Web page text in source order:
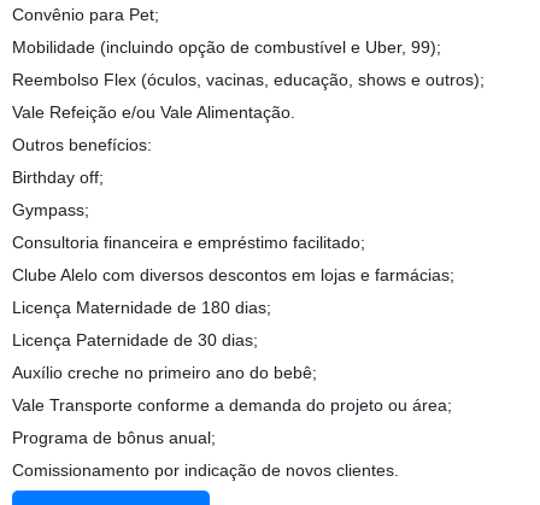
Convênio para Pet;
Mobilidade (incluindo opção de combustível e Uber, 99);
Reembolso Flex (óculos, vacinas, educação, shows e outros);
Vale Refeição e/ou Vale Alimentação.
Outros benefícios:
Birthday off;
Gympass;
Consultoria financeira e empréstimo facilitado;
Clube Alelo com diversos descontos em lojas e farmácias;
Licença Maternidade de 180 dias;
Licença Paternidade de 30 dias;
Auxílio creche no primeiro ano do bebê;
Vale Transporte conforme a demanda do projeto ou área;
Programa de bônus anual;
Comissionamento por indicação de novos clientes.